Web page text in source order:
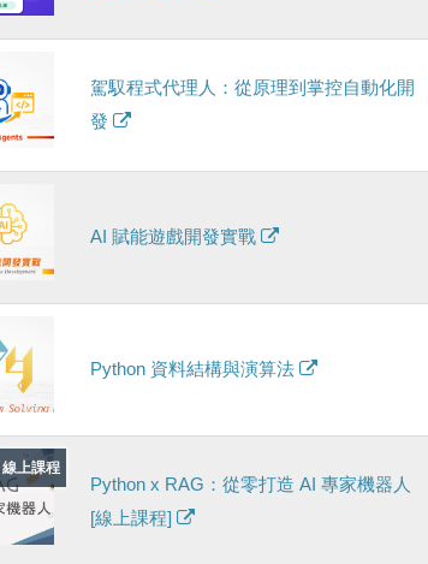
駕馭程式代理人：從原理到掌控自動化開
發
AI 賦能遊戲開發實戰
Python 資料結構與演算法
線上課程
Python x RAG：從零打造 AI 專家機器人
[線上課程]